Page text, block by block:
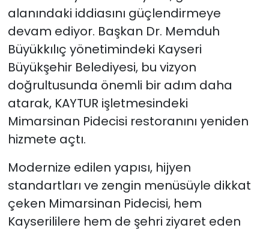
alanındaki iddiasını güçlendirmeye
devam ediyor. Başkan Dr. Memduh
Büyükkılıç yönetimindeki Kayseri
Büyükşehir Belediyesi, bu vizyon
doğrultusunda önemli bir adım daha
atarak, KAYTUR işletmesindeki
Mimarsinan Pidecisi restoranını yeniden
hizmete açtı.
Modernize edilen yapısı, hijyen
standartları ve zengin menüsüyle dikkat
çeken Mimarsinan Pidecisi, hem
Kayserililere hem de şehri ziyaret eden